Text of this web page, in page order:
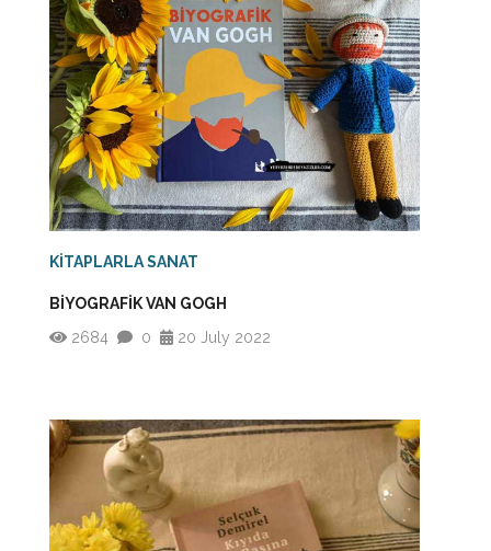
KİTAPLARLA SANAT
BİYOGRAFİK VAN GOGH
2684
0 20 July 2022